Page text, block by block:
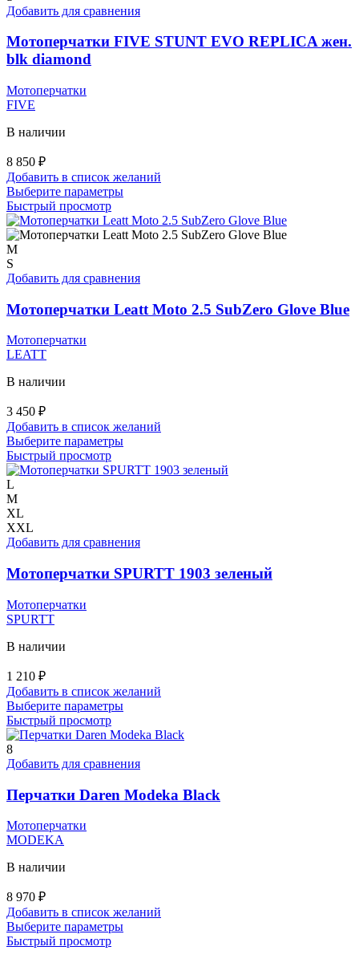
Опции
выбрать
Добавить для сравнения
Мотоперчатки FIVE STUNT EVO REPLICA жен.
blk diamond
Мотоперчатки
FIVE
В наличии
8 850 ₽
Добавить в список желаний
Выберите параметрыЭтот
имеет
несколько
можно
на
странице
Быстрый просмотр
M
S
Добавить для сравнения
Мотоперчатки Leatt Moto 2.5 SubZero Glove Blue
Мотоперчатки
LEATT
В наличии
3 450 ₽
Добавить в список желаний
Выберите параметрыЭтот
имеет
выбрать
странице
товара.
Быстрый просмотр
L
M
XL
XXL
Добавить для сравнения
Мотоперчатки SPURTT 1903 зеленый
Мотоперчатки
SPURTT
В наличии
1 210 ₽
Добавить в список желаний
Выберите параметрыЭтот
имеет
вариаций.
можно
выбрать
Быстрый просмотр
8
Добавить для сравнения
Перчатки Daren Modeka Black
Мотоперчатки
MODEKA
В наличии
8 970 ₽
Добавить в список желаний
Выберите параметрыЭтот
Быстрый просмотр